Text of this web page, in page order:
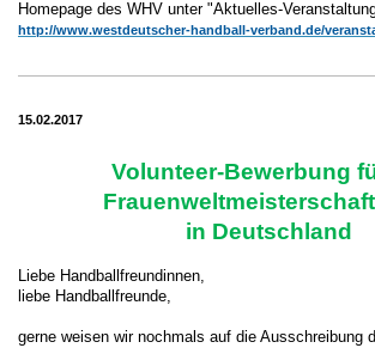
Homepage des WHV unter "Aktuelles-
http://www.westdeutscher-handball-verband.de/
15.02.2017
Volunteer-Bewerbung
in Deutschland
Liebe Handballfreundinnen,
liebe Handballfreunde,
gerne weisen wir nochmals auf die Ausschreibung